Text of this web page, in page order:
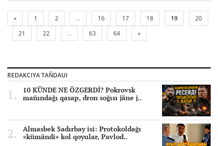
« 1 2 ... 16 17 18 19
20
21
22 ... 63 64 »
REDAKCIYA TAÑDAUI
10 KÜNDE NE ÖZGERDİ? Pokrovsk
mañındağı qasap, dron soğısı jäne j..
Almasbek Sadırbay isi: Protokoldağı
«kümändi» kol qoyular, Pavlod..